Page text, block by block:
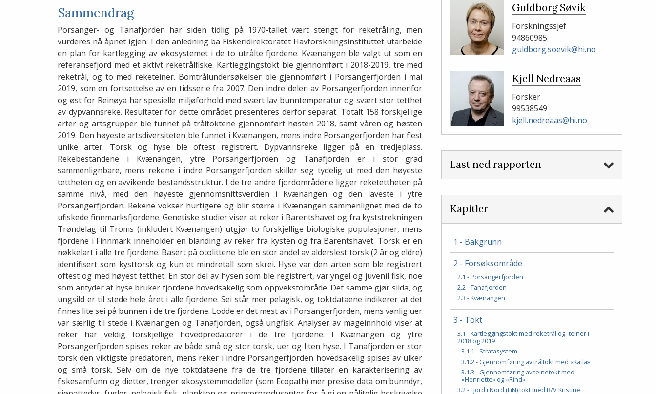
Sammendrag
Porsanger- og Tanafjorden har siden tidlig på 1970-tallet vært stengt for reketråling, men
vurderes nå åpnet igjen. I den anledning ba Fiskeridirektoratet Havforskningsinstituttet utarbeide
en plan for kartlegging av økosystemet i de to utrålte fjordene. Kvænangen ble valgt ut som en
referansefjord med et aktivt reketrålfiske. Kartleggingstokt ble gjennomført i 2018-2019, tre med
reketrål, og to med reketeiner. Bomtrålundersøkelser ble gjennomført i Porsangerfjorden i mai
2019, som en fortsettelse av en tidsserie fra 2007. Den indre delen av Porsangerfjorden innenfor
og øst for Reinøya har spesielle miljøforhold med svært lav bunntemperatur og svært stor tetthet
av dypvannsreke. Resultater for dette området presenteres derfor separat. Totalt 158 forskjellige
arter og artsgrupper ble funnet på tråltoktene gjennomført høsten 2018, samt våren og høsten
2019. Den høyeste artsdiversiteten ble funnet i Kvænangen, mens indre Porsangerfjorden har flest
unike arter. Torsk og hyse ble oftest registrert. Dypvannsreke ligger på en tredjeplass.
Rekebestandene i Kvænangen, ytre Porsangerfjorden og Tanafjorden er i stor grad
sammenlignbare, mens rekene i indre Porsangerfjorden skiller seg tydelig ut med den høyeste
tettheten og en avvikende bestandsstruktur. I de tre andre fjordområdene ligger reketettheten på
samme nivå, med den høyeste gjennomsnittsverdien i Kvænangen og den laveste i ytre
Porsangerfjorden. Rekene vokser hurtigere og blir større i Kvænangen sammenlignet med de to
ufiskede finnmarksfjordene. Genetiske studier viser at reker i Barentshavet og fra kyststrekningen
Trøndelag til Troms (inkludert Kvænangen) utgjør to forskjellige biologiske populasjoner, mens
fjordene i Finnmark inneholder en blanding av reker fra kysten og fra Barentshavet. Torsk er en
nøkkelart i alle tre fjordene. Basert på otolittene ble en stor andel av alderslest torsk (2 år og eldre)
identifisert som kysttorsk og kun et mindretall som skrei. Hyse var den arten som ble registrert
oftest og med høyest tetthet. En stor del av hysen som ble registrert, var yngel og juvenil fisk, noe
som antyder at hyse bruker fjordene hovedsakelig som oppvekstområde. Det samme gjør silda, og
ungsild er til stede hele året i alle fjordene. Sei står mer pelagisk, og toktdataene indikerer at det
finnes lite sei på bunnen i de tre fjordene. Lodde er det mest av i Porsangerfjorden, mens vanlig uer
var særlig til stede i Kvænangen og Tanafjorden, også ungfisk. Analyser av mageinnhold viser at
reker har veldig forskjellige hovedpredatorer i de tre fjordene. I Kvænangen og ytre
Porsangerfjorden spises reker av både små og stor torsk, uer og liten hyse. I Tanafjorden er stor
torsk den viktigste predatoren, mens reker i indre Porsangerfjorden hovedsakelig spises av ulker
og små torsk. Selv om de nye toktdataene fra de tre fjordene tillater en karakterisering av
fiskesamfunn og dietter, trenger økosystemmodeller (som Ecopath) mer presise data om bunndyr,
Guldborg Søvik
Forskningssjef
94860985
guldborg.soevik@hi.no
Kjell Nedreaas
Forsker
99538549
kjell.nedreaas@hi.no
Last ned rapporten
Kapitler
1 - Bakgrunn
2 - Forsøksområde
2.1 - Porsangerfjorden
2.2 - Tanafjorden
2.3 - Kvænangen
3 - Tokt
3.1 - Kartleggingstokt med reketrål og -teiner i
2018 og 2019
3.1.1 - Stratasystem
3.1.2 - Gjennomføring av tråltokt med «Katla»
3.1.3 - Gjennomføring av teinetokt med
«Henriette» og «Rind»
3.2 - Fjord i Nord (FiN) tokt med R/V Kristine